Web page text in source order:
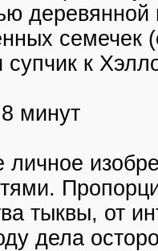
деревянной
семечек
супчик к
минут
личное
тыквы, от
дела